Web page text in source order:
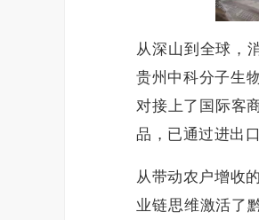
从深山到全球，
贵州中科分子生
对接上了国际客
品，已通过进出
从带动农户增收
业链思维激活了